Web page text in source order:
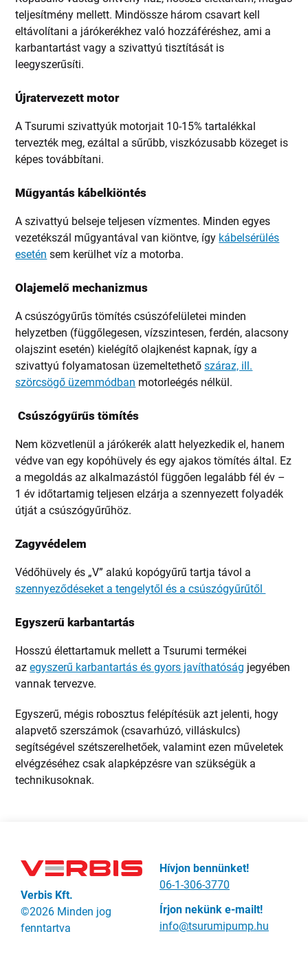
teljesítmény mellett. Mindössze három csavart kell
eltávolítani a járókerékhez való hozzáféréshez, ami a
karbantartást vagy a szivattyú tisztítását is
leegyszerűsíti.
Újratervezett motor
A Tsurumi szivattyúk motorjait 10-15% tartalékkal
tervezték meg, ezáltal a sűrűbb, viszkózusabb közeget is
képes továbbítani.
Műgyantás kábelkiöntés
A szivattyú belseje teljesen vízmentes. Minden egyes
vezetékszál műgyantával van kiöntve, így kábelsérülés
esetén sem kerülhet víz a motorba.
Olajemelő mechanizmus
A csúszógyűrűs tömítés csúszófelületei minden
helyzetben (függőlegesen, vízszintesen, ferdén, alacsony
olajszint esetén) kielégítő olajkenést kapnak, így a
szivattyú folyamatosan üzemeltethetőszáraz, ill.
szörcsögő üzemmódban motorleégés nélkül.
Csúszógyűrűs tömítés
Nem közvetlenül a járókerék alatt helyezkedik el, hanem
védve van egy kopóhüvely és egy ajakos tömítés által. Ez
a megoldás az alkalmazástól függően legalább fél év –
1 év időtartamig teljesen elzárja a szennyezett folyadék
útját a csúszógyűrűhöz.
Zagyvédelem
Védőhüvely és „V” alakú kopógyűrű tartja távol a
szennyeződéseket a tengelytől és a csúszógyűrűtől
Egyszerű karbantartás
Hosszú élettartamuk mellett a Tsurumi termékei
azegyszerű karbantartás és gyors javíthatóság jegyében
vannak tervezve.
Egyszerű, mégis robosztus felépítésük azt jelenti, hogy
alapvető szerszámok (csavarhúzó, villáskulcs)
segítségével szétszerelhetőek, valamint ezen műveletek
elvégzéséhez csak alapképzésre van szükségük a
technikusoknak.
Verbis Kft.
©2026 Minden jog
fenntartva
Hívjon bennünket!
06-1-306-3770
Írjon nekünk e-mailt!
info@tsurumipump.hu